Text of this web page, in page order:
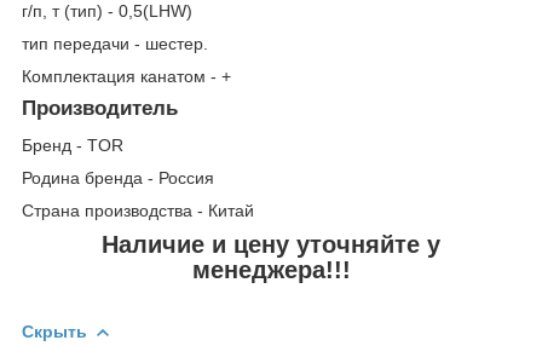
г/п, т (тип) - 0,5(LHW)
тип передачи - шестер.
Комплектация канатом - +
Производитель
Бренд - TOR
Родина бренда - Россия
Страна производства - Китай
Наличие и цену уточняйте у
менеджера!!!
Скрыть